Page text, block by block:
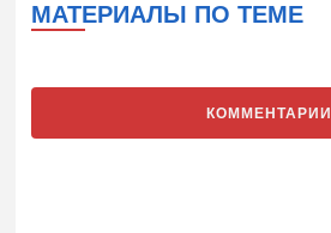
МАТЕРИАЛЫ ПО ТЕМЕ
КОММЕНТАРИИ